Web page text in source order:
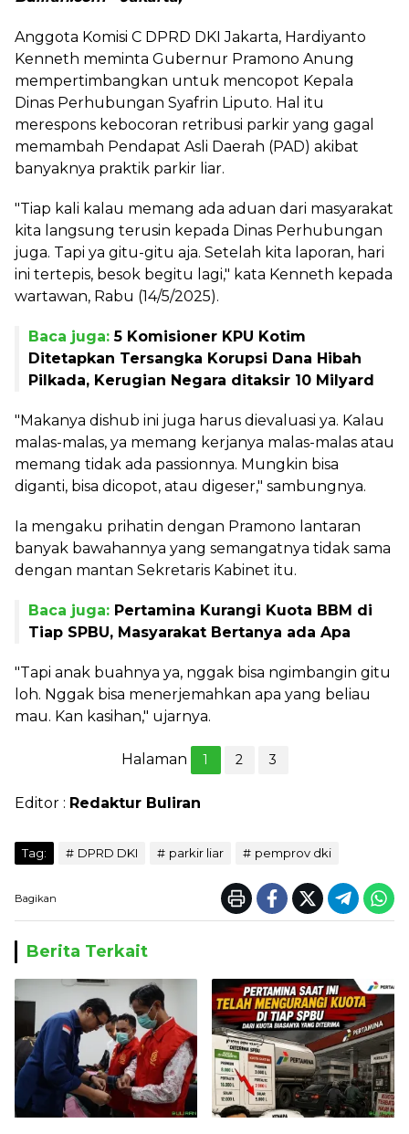
Anggota Komisi C DPRD DKI Jakarta, Hardiyanto
Kenneth meminta Gubernur Pramono Anung
mempertimbangkan untuk mencopot Kepala
Dinas Perhubungan Syafrin Liputo. Hal itu
merespons kebocoran retribusi parkir yang gagal
memambah Pendapat Asli Daerah (PAD) akibat
banyaknya praktik parkir liar.
"Tiap kali kalau memang ada aduan dari masyarakat
kita langsung terusin kepada Dinas Perhubungan
juga. Tapi ya gitu-gitu aja. Setelah kita laporan, hari
ini tertepis, besok begitu lagi," kata Kenneth kepada
wartawan, Rabu (14/5/2025).
Baca juga:5 Komisioner KPU Kotim
Ditetapkan Tersangka Korupsi Dana Hibah
Pilkada, Kerugian Negara ditaksir 10 Milyard
"Makanya dishub ini juga harus dievaluasi ya. Kalau
malas-malas, ya memang kerjanya malas-malas atau
memang tidak ada passionnya. Mungkin bisa
diganti, bisa dicopot, atau digeser," sambungnya.
Ia mengaku prihatin dengan Pramono lantaran
banyak bawahannya yang semangatnya tidak sama
dengan mantan Sekretaris Kabinet itu.
Baca juga: Pertamina Kurangi Kuota BBM di
Tiap SPBU, Masyarakat Bertanya ada Apa
"Tapi anak buahnya ya, nggak bisa ngimbangin gitu
loh. Nggak bisa menerjemahkan apa yang beliau
mau. Kan kasihan," ujarnya.
Halaman 1 2 3
Editor : Redaktur Buliran
Tag: DPRD DKI parkir liar pemprov dki
Bagikan
Berita Terkait